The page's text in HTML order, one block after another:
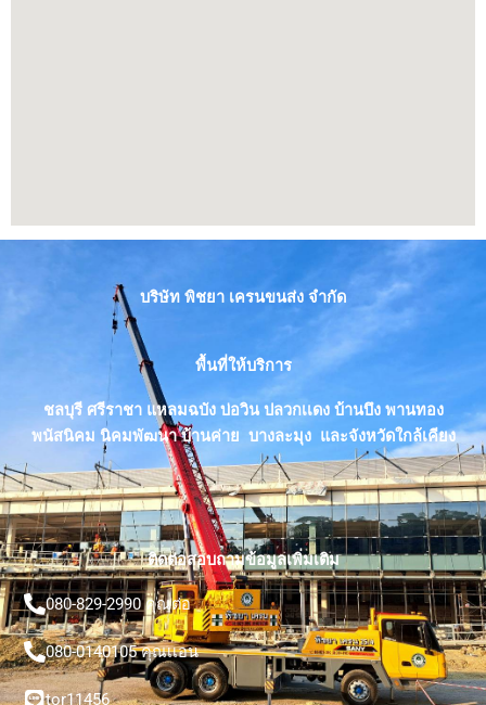
บริษัท พิชยา เครนขนส่ง จำกัด
พื้นที่ให้บริการ
ชลบุรี ศรีราชา แหลมฉบัง บ่อวิน ปลวกเเดง บ้านบึง พานทอง
พนัสนิคม นิคมพัฒนา บ้านค่าย บางละมุง และจังหวัดใกล้เคียง
ติดต่อสอบถามข้อมูลเพิ่มเติม
080-829-2990 คุณต่อ
080-0140105 คุณเเอน
tor11456